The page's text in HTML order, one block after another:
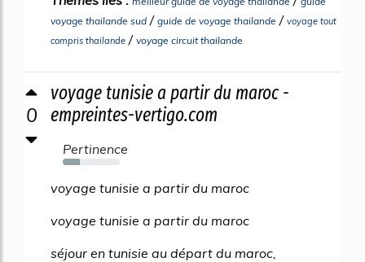
voyage thailande sud / guide de voyage thailande / voyage tout
compris thailande / voyage circuit thailande
0
voyage tunisie a partir du maroc -
empreintes-vertigo.com
Pertinence
30%
voyage tunisie a partir du maroc
voyage tunisie a partir du maroc
séjour en tunisie au départ du maroc,